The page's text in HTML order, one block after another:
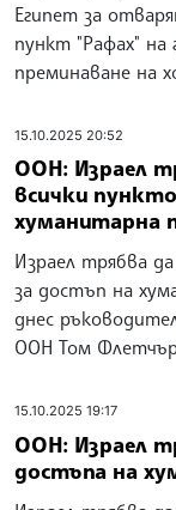
Египет за
пункт "Рафах" на
преминаване на
15.10.2025 20:52
ООН: Израел
всички
хуманитарна
Израел трябва
за достъп на
днес
ООН Том
15.10.2025 19:17
ООН: Израел
достъпа на